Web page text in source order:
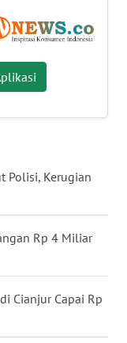
Polisi, Kerugian
Rp 4 Miliar
Cianjur Capai Rp